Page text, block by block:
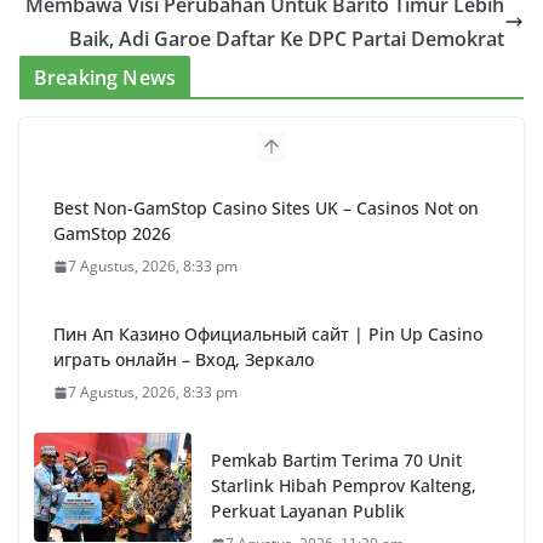
Baik, Adi Garoe Daftar Ke DPC Partai Demokrat
Breaking News
Best Non-GamStop Casino Sites UK – Casinos Not on
GamStop 2026
7 Agustus, 2026, 8:33 pm
Пин Ап Казино Официальный сайт | Pin Up Casino
играть онлайн – Вход, Зеркало
7 Agustus, 2026, 8:33 pm
Pemkab Bartim Terima 70 Unit
Starlink Hibah Pemprov Kalteng,
Perkuat Layanan Publik